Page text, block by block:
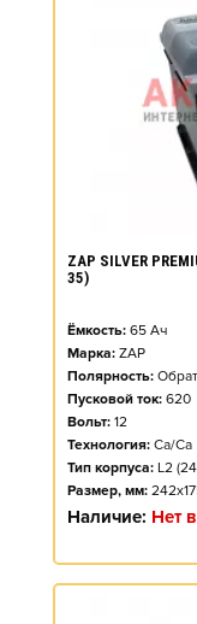
ZAP SILVER
35)
Ёмкость: 65 Ач
Марка: ZAP
Полярность:
Пусковой ток: 620
Вольт: 12
Технология: Ca/Ca
Тип корпуса: L2
Размер, мм:
Наличие: Нет